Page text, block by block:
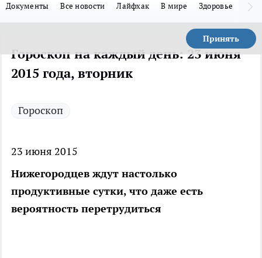
Документы Все новости Лайфхак В мире Здоровье
Принять
Гороскоп на каждый день: 23 июня
2015 года, вторник
Гороскоп
23 июня 2015
Нижегородцев ждут настолько
продуктивные сутки, что даже есть
вероятность перетрудиться